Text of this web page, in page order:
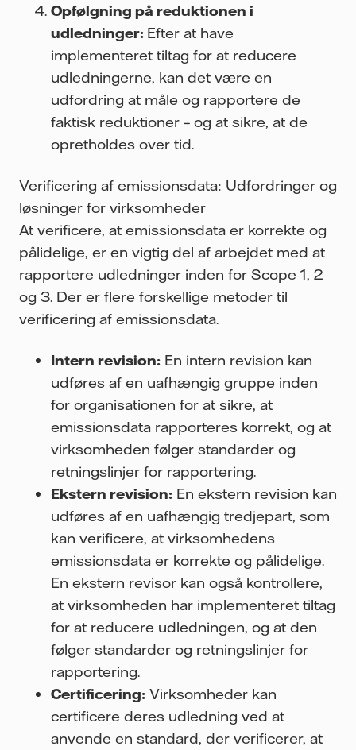
Opfølgning på reduktionen i
udledninger: Efter at have
implementeret tiltag for at reducere
udledningerne, kan det være en
udfordring at måle og rapportere de
faktisk reduktioner – og at sikre, at de
opretholdes over tid.
Verificering af emissionsdata: Udfordringer og
løsninger for virksomheder
At verificere, at emissionsdata er korrekte og
pålidelige, er en vigtig del af arbejdet med at
rapportere udledninger inden for Scope 1, 2
og 3. Der er flere forskellige metoder til
verificering af emissionsdata.
Intern revision: En intern revision kan
udføres af en uafhængig gruppe inden
for organisationen for at sikre, at
emissionsdata rapporteres korrekt, og at
virksomheden følger standarder og
retningslinjer for rapportering.
Ekstern revision: En ekstern revision kan
udføres af en uafhængig tredjepart, som
kan verificere, at virksomhedens
emissionsdata er korrekte og pålidelige.
En ekstern revisor kan også kontrollere,
at virksomheden har implementeret tiltag
for at reducere udledningen, og at den
følger standarder og retningslinjer for
rapportering.
Certificering: Virksomheder kan
certificere deres udledning ved at
anvende en standard, der verificerer, at